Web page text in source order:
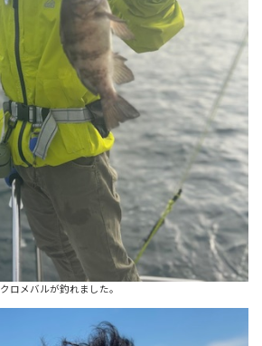
クロメバルが釣れました。